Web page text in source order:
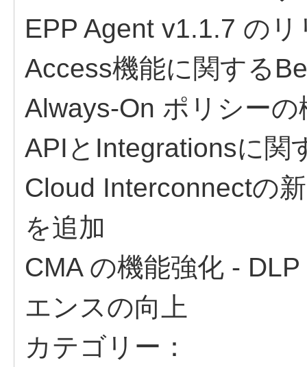
EPP Agent v1.1.7 のリ
Access機能に関する
Always-On ポリシーの
APIとIntegrationsに関
Cloud Interconnectの
を追加
CMA の機能強化 -
エンスの向上
カテゴリー：